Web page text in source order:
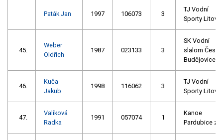
Paták Jan 1997 106073 3
TJ Vodní
Sporty Litovel
45.
Weber
Oldřich
1987 023133 3
SK Vodní
slalom České
Budějovice
46.
Kuča
Jakub
1998 116062 3
TJ Vodní
Sporty Litovel
47.
Valíková
Radka
1991 057074 1
Kanoe
Pardubice